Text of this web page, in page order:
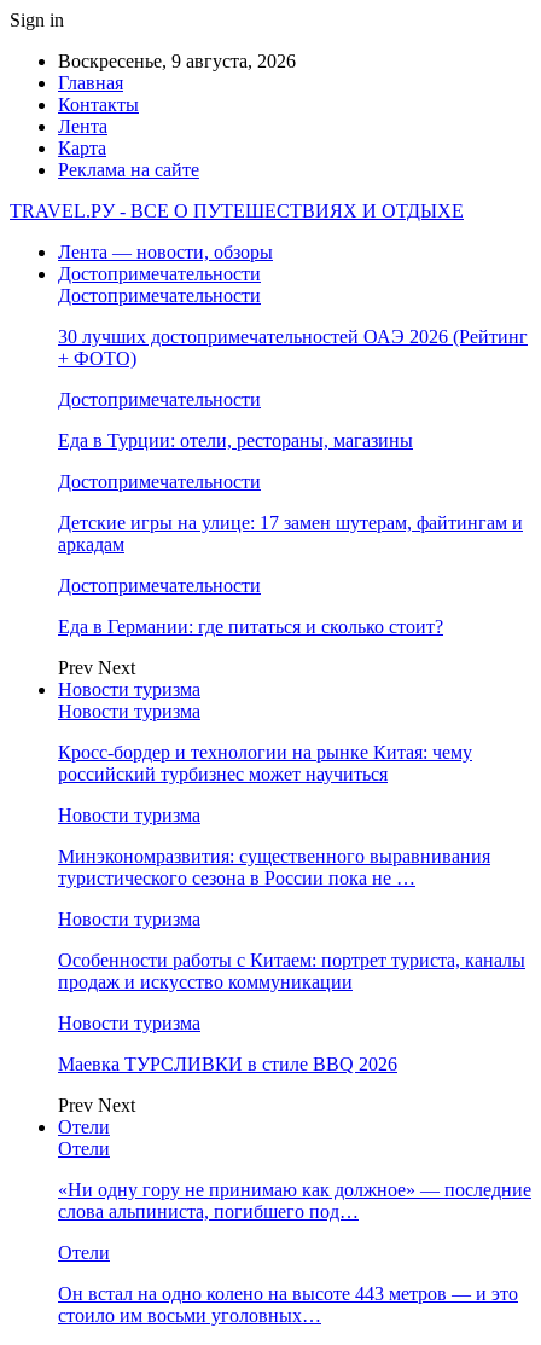
Sign in
Воскресенье, 9 августа, 2026
Главная
Контакты
Лента
Карта
Реклама на сайте
TRAVEL.РУ - ВСЕ О ПУТЕШЕСТВИЯХ И ОТДЫХЕ
Лента — новости, обзоры
Достопримечательности
Достопримечательности
30 лучших достопримечательностей ОАЭ 2026 (Рейтинг
+ ФОТО)
Достопримечательности
Еда в Турции: отели, рестораны, магазины
Достопримечательности
Детские игры на улице: 17 замен шутерам, файтингам и
аркадам
Достопримечательности
Еда в Германии: где питаться и сколько стоит?
Prev Next
Новости туризма
Новости туризма
Кросс-бордер и технологии на рынке Китая: чему
российский турбизнес может научиться
Новости туризма
Минэкономразвития: существенного выравнивания
туристического сезона в России пока не …
Новости туризма
Особенности работы с Китаем: портрет туриста, каналы
продаж и искусство коммуникации
Новости туризма
Маевка ТУРСЛИВКИ в стиле BBQ 2026
Prev Next
Отели
Отели
«Ни одну гору не принимаю как должное» — последние
слова альпиниста, погибшего под…
Отели
Он встал на одно колено на высоте 443 метров — и это
стоило им восьми уголовных…